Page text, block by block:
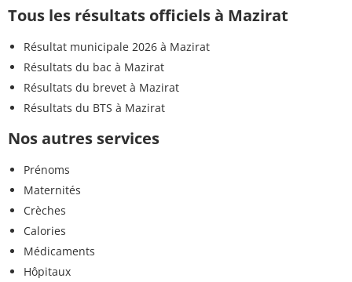
Tous les résultats officiels à Mazirat
Résultat municipale 2026 à Mazirat
Résultats du bac à Mazirat
Résultats du brevet à Mazirat
Résultats du BTS à Mazirat
Nos autres services
Prénoms
Maternités
Crèches
Calories
Médicaments
Hôpitaux